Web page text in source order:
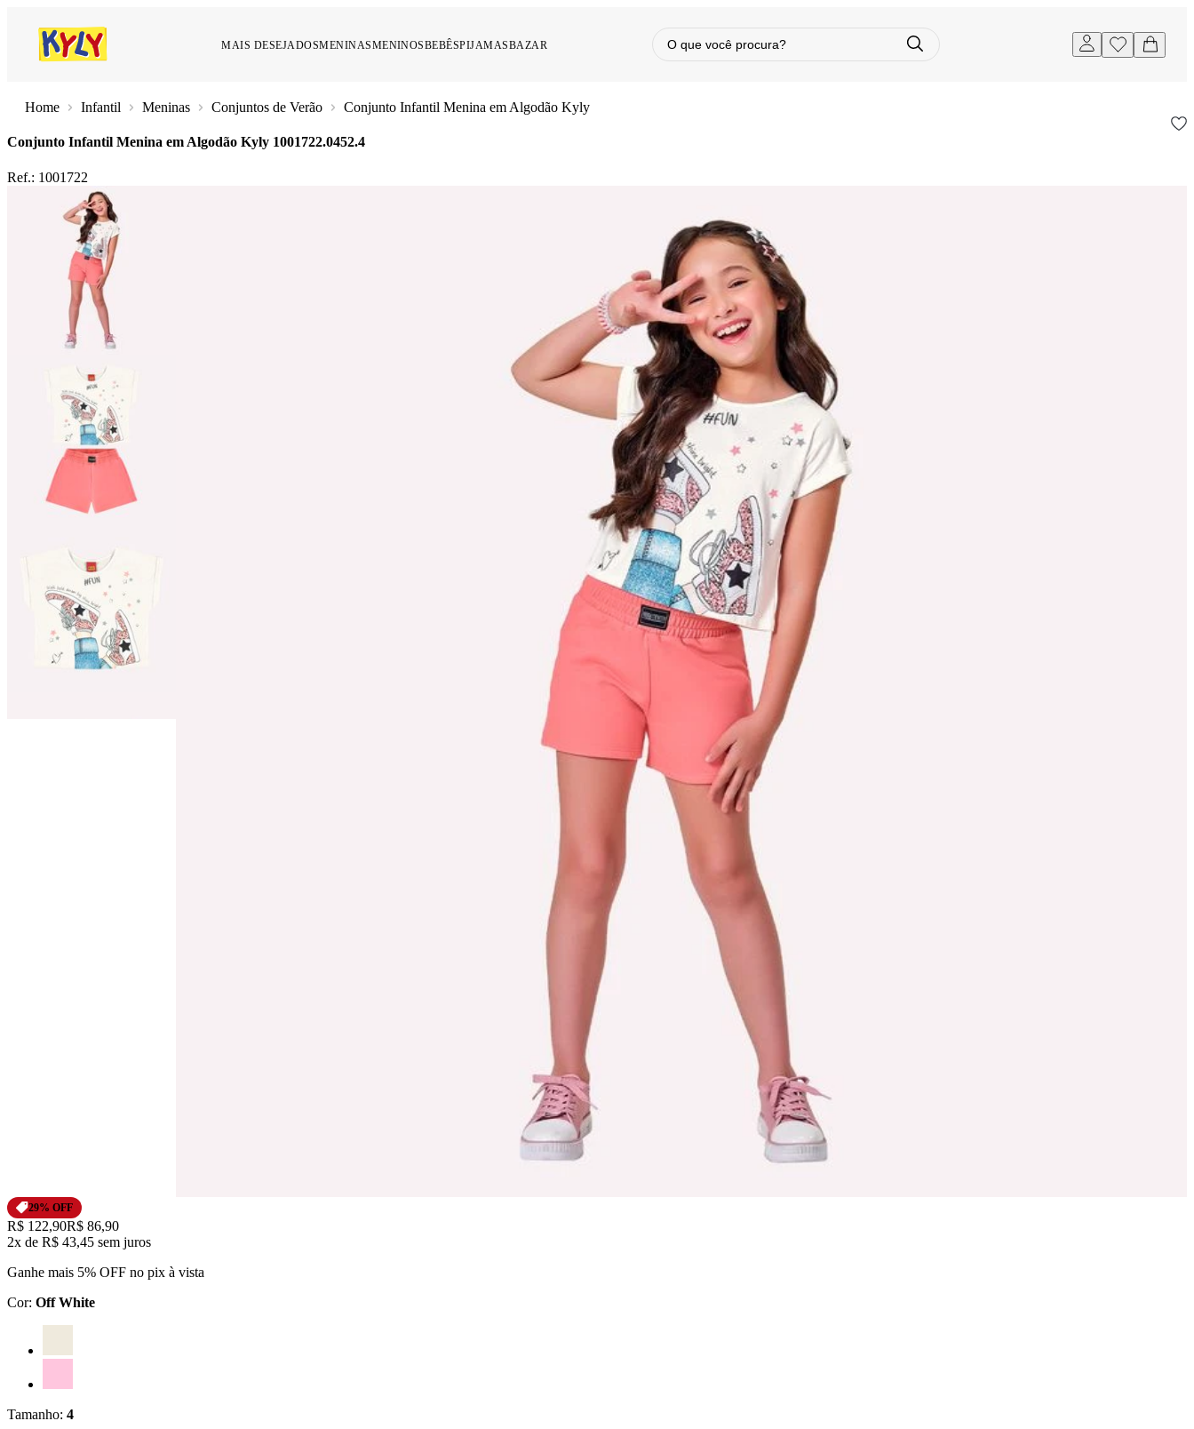
MAIS DESEJADOSMENINASMENINOSBEBÊSPIJAMASBAZAR
Infantil Meninas Conjuntos de Verão Conjunto Infantil Menina em Algodão Kyly
Conjunto Infantil Menina em Algodão Kyly 1001722.0452.4
Ref.: 1001722
29% OFF
Original price:
R$ 122,90Price:
R$ 86,90
2x de R$ 43,45 sem juros
Ganhe mais 5% OFF no pix à vista
Cor: Off White
Tamanho: 4